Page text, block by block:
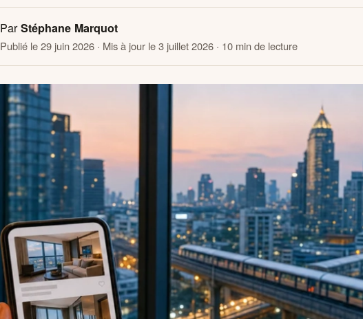
ParStéphane Marquot
Publié le 29 juin 2026 · Mis à jour le 3 juillet 2026 · 10 min de lecture